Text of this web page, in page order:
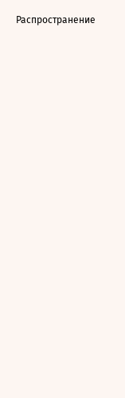
Распространение